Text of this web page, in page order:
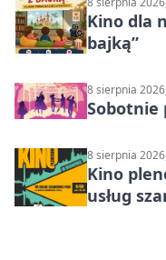
Kino dla
bajką”
8 sierpnia
Sobotnie
8 sierpnia
Kino
usług